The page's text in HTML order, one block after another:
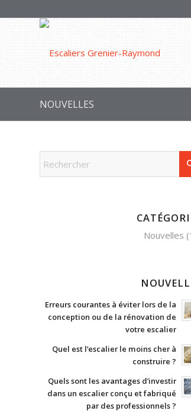
NOUVELLES
Nouvelles
Erreurs courantes à éviter lors de la
conception ou de la rénovation de
votre escalier
Quel est l’escalier le moins cher à
construire ?
Quels sont les avantages d’investir
dans un escalier conçu et fabriqué
par des professionnels ?